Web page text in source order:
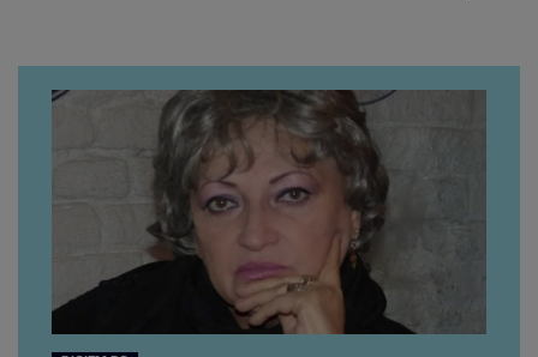
da, frumoasa iubită a lui
Florin Ristei e...